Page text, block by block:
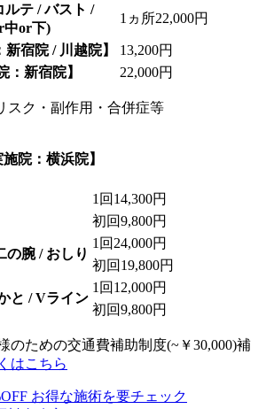
ルテ / バスト /
中or下)
1ヵ所22,000円
新宿院 / 川越院】
13,200円
：新宿院】 22,000円
スク・副作用・合併症等
院：横浜院】
1回 14,300円
初回9,800円
の腕 / おしり
1回 24,000円
初回 19,800円
と / Vライン
1回 12,000円
初回9,800円
のための交通費補助制度(~￥30,000)補
はこちら